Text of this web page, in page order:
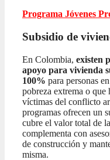
Programa Jóvenes
Subsidio de
En Colombia, existen
apoyo para vivienda
100% para personas
pobreza extrema o que
víctimas del conflicto
programas ofrecen un
cubre el valor total de
complementa con
de construcción y
misma.